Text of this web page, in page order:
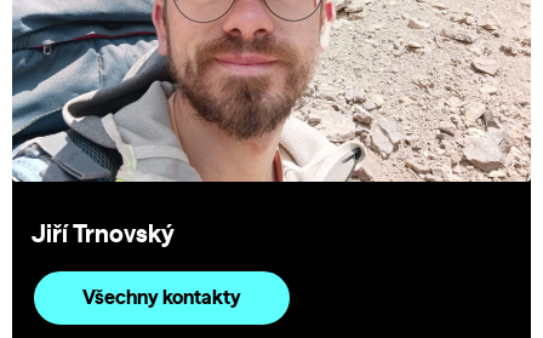
Jiří Trnovský
Všechny kontakty